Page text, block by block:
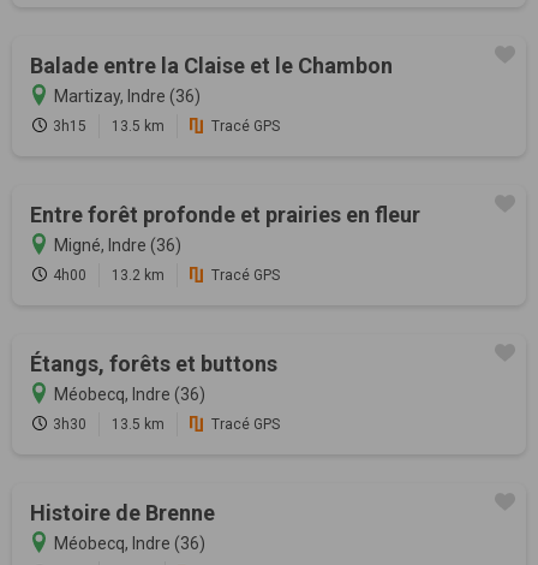
Balade entre la Claise et le Chambon
Martizay, Indre (36)
3h15 13.5 km Tracé GPS
Entre forêt profonde et prairies en fleur
Migné, Indre (36)
4h00 13.2 km Tracé GPS
Étangs, forêts et buttons
Méobecq, Indre (36)
3h30 13.5 km Tracé GPS
Histoire de Brenne
Méobecq, Indre (36)